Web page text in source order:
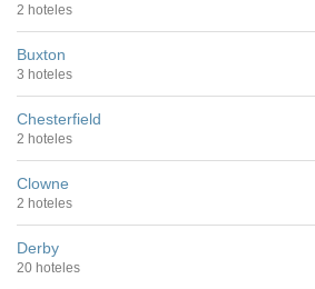
2 hoteles
Buxton
3 hoteles
Chesterfield
2 hoteles
Clowne
2 hoteles
Derby
20 hoteles